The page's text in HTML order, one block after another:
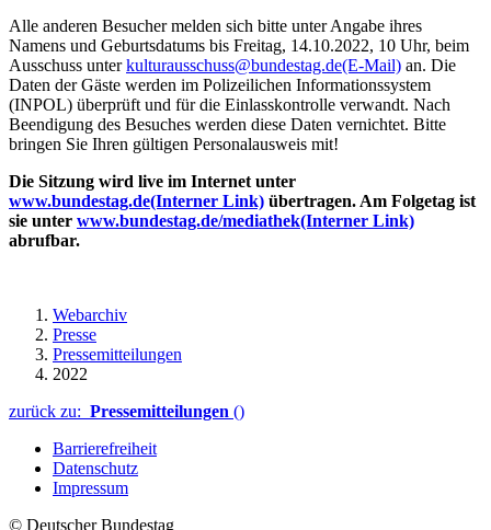
Alle anderen Besucher melden sich bitte unter Angabe ihres
Namens und Geburtsdatums bis Freitag, 14.10.2022, 10 Uhr, beim
Ausschuss unterkulturausschuss@bundestag.de(E-Mail) an. Die
Daten der Gäste werden im Polizeilichen Informationssystem
(INPOL) überprüft und für die Einlasskontrolle verwandt. Nach
Beendigung des Besuches werden diese Daten vernichtet. Bitte
bringen Sie Ihren gültigen Personalausweis mit!
Die Sitzung wird live im Internet unter
www.bundestag.de(Interner Link) übertragen. Am Folgetag ist
sie unter www.bundestag.de/mediathek(Interner Link)
abrufbar.
Webarchiv
Presse
Pressemitteilungen
2022
zurück zu: Pressemitteilungen ()
Barrierefreiheit
Datenschutz
Impressum
© Deutscher Bundestag